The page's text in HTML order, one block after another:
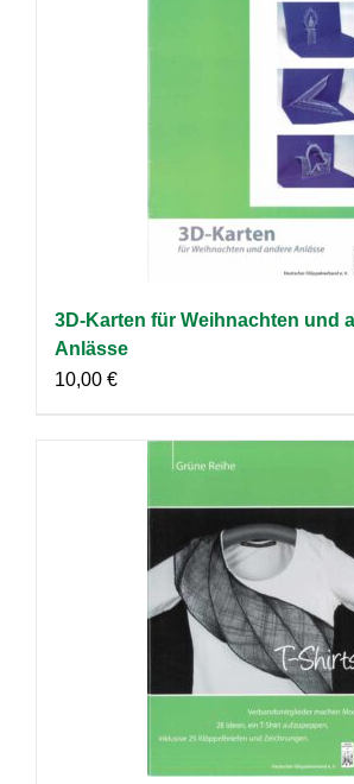
3D-Karten für Weihnachten und
Anlässe
10,00 €